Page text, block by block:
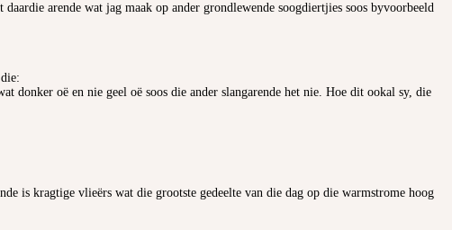
arende wat jag maak op ander grondlewende soogdiertjies soos byvoorbeeld
donker oë en nie geel oë soos die ander slangarende het nie. Hoe dit ookal sy, die
is kragtige vlieërs wat die grootste gedeelte van die dag op die warmstrome hoog